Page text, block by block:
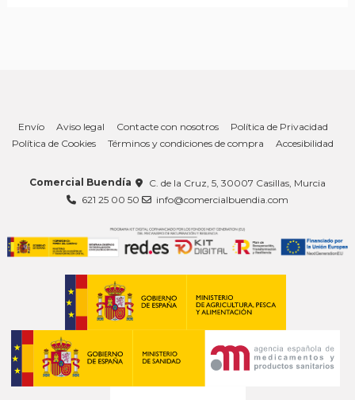
Envío Aviso legal Contacte con nosotros
Política de Privacidad
Política de Cookies
Términos y condiciones de compra Accesibilidad
Comercial Buendía
C. de la Cruz, 5, 30007 Casillas, Murcia
621 25 00 50
info@comercialbuendia.com